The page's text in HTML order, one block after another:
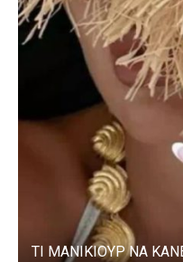
ΤΙ ΜΑΝΙΚΙΟΥΡ ΝΑ